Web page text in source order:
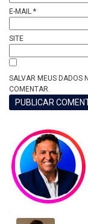
E-MAIL *
SITE
SALVAR MEUS DADOS
COMENTAR.